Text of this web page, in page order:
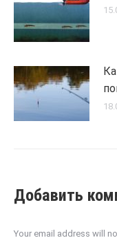
Добавить
Your email address will